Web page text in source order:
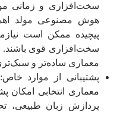
سخت‌افزاری و زمانی
هوش مصنوعی مولد
پیچیده ممکن است
سخت‌افزاری قوی باشند.
معماری ساده‌تر و
پشتیبانی از موارد
معماری انتخابی امکان
پردازش زبان طبیعی،